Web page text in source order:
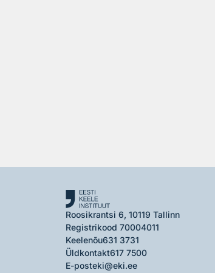
Roosikrantsi 6, 10119 Tallinn
Registrikood 70004011
Keelenõu631 3731
Üldkontakt617 7500
E-posteki@eki.ee